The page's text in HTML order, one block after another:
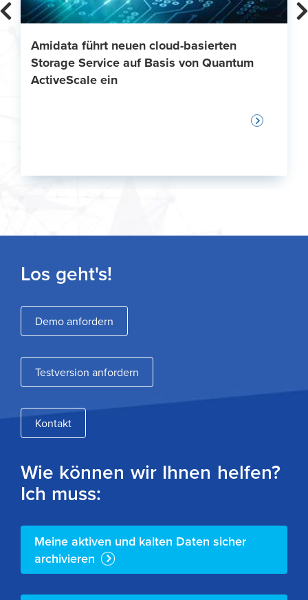
Amidata führt neuen cloud-basierten
Storage Service auf Basis von Quantum
ActiveScale ein
Los geht's!
Demo anfordern
Testversion anfordern
Kontakt
Wie können wir Ihnen helfen?
Ich muss:
Meine aktiven und kalten Daten sicher
archivieren